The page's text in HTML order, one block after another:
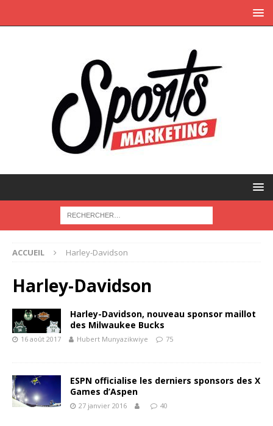
ACCUEIL Harley-Davidson
Harley-Davidson
Harley-Davidson, nouveau sponsor maillot
des Milwaukee Bucks
16 août 2017 Hubert Munyazikwiye 75
ESPN officialise les derniers sponsors des X
Games d’Aspen
27 janvier 2016 40